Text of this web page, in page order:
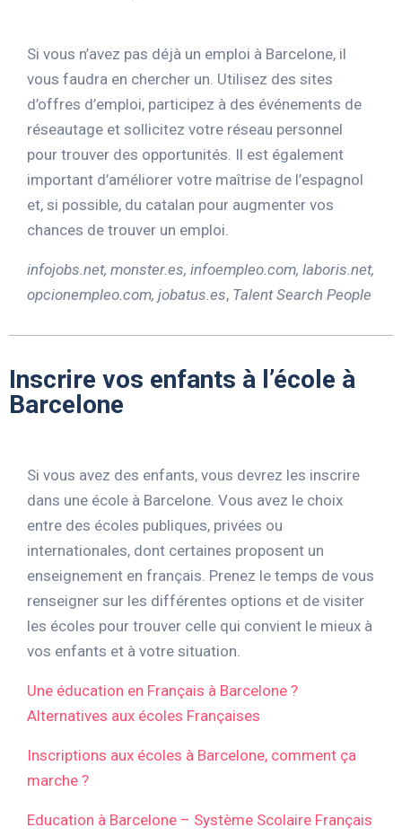
Si vous n’avez pas déjà un emploi à Barcelone, il
vous faudra en chercher un. Utilisez des sites
d’offres d’emploi, participez à des événements de
réseautage et sollicitez votre réseau personnel
pour trouver des opportunités. Il est également
important d’améliorer votre maîtrise de l’espagnol
et, si possible, du catalan pour augmenter vos
chances de trouver un emploi.
infojobs.net, monster.es, infoempleo.com, laboris.net,
opcionempleo.com, jobatus.es, Talent Search People
Inscrire vos enfants à l’école à
Barcelone
Si vous avez des enfants, vous devrez les inscrire
dans une école à Barcelone. Vous avez le choix
entre des écoles publiques, privées ou
internationales, dont certaines proposent un
enseignement en français. Prenez le temps de vous
renseigner sur les différentes options et de visiter
les écoles pour trouver celle qui convient le mieux à
vos enfants et à votre situation.
Une éducation en Français à Barcelone ?
Alternatives aux écoles Françaises
Inscriptions aux écoles à Barcelone, comment ça
marche ?
Education à Barcelone – Système Scolaire Français